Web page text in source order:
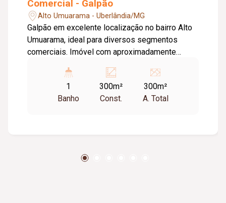
Comercial - Galpão
Alto Umuarama - Uberlândia/MG
Galpão em excelente localização no bairro Alto
Umuarama, ideal para diversos segmentos
comerciais. Imóvel com aproximadamente
barracão nos fundos, oferecendo amplo espaço
e excelente funcionalidade. Conta com
escritório, 01 banheiro com acessibilidade, área
1
Banho
300m²
Const.
300m²
A. Total